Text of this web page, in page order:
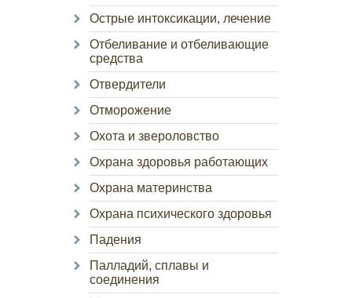
Острые интоксикации, лечение
Отбеливание и отбеливающие
средства
Отвердители
Отморожение
Охота и звероловство
Охрана здоровья работающих
Охрана материнства
Охрана психического здоровья
Падения
Палладий, сплавы и
соединения